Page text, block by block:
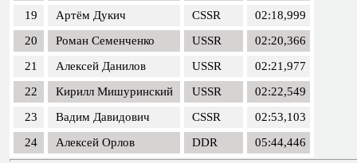
19
Артём Дукич CSSR
02:18,999
20
Роман Семенченко USSR
02:20,366
21
Алексей Данилов USSR
02:21,977
22
Кирилл Мишуринский USSR
02:22,549
23
Вадим Давидович CSSR
02:53,103
24
Алексей Орлов DDR 05:44,446